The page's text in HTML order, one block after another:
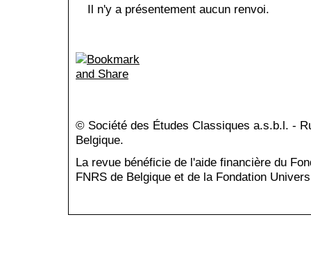
Il n'y a présentement aucun renvoi.
© Société des Études Classiques a.s.b.l. -
Belgique.
La revue bénéficie de l'aide financière du
FNRS de Belgique et de la Fondation